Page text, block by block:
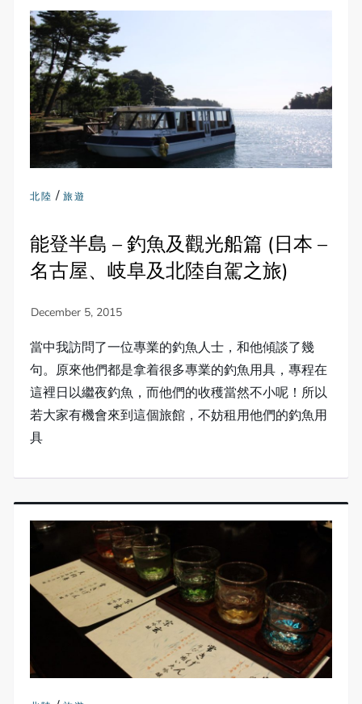
北陸 /旅遊
能登半島 – 釣魚及觀光船篇 (日本 –
名古屋、岐阜及北陸自駕之旅)
當中我訪問了一位專業的釣魚人士，和他傾談了幾
句。原來他們都是拿着很多專業的釣魚用具，專程在
這裡日以繼夜釣魚，而他們的收穫當然不小呢！所以
若大家有機會來到這個旅館，不妨租用他們的釣魚用
具